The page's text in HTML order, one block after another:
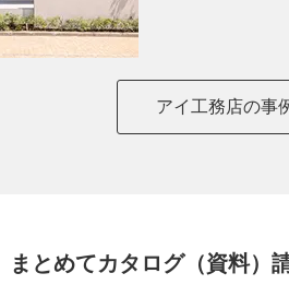
アイ工務店の事
まとめてカタログ（資料）